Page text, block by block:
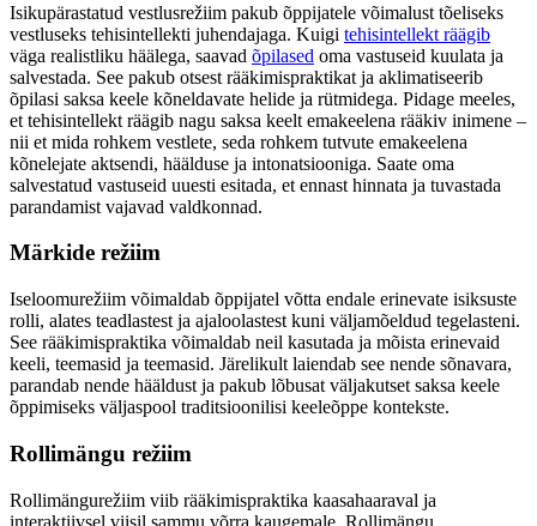
Isikupärastatud vestlusrežiim pakub õppijatele võimalust tõeliseks
vestluseks tehisintellekti juhendajaga. Kuigi tehisintellekt räägib
väga realistliku häälega, saavad õpilased oma vastuseid kuulata ja
salvestada. See pakub otsest rääkimispraktikat ja aklimatiseerib
õpilasi saksa keele kõneldavate helide ja rütmidega. Pidage meeles,
et tehisintellekt räägib nagu saksa keelt emakeelena rääkiv inimene –
nii et mida rohkem vestlete, seda rohkem tutvute emakeelena
kõnelejate aktsendi, häälduse ja intonatsiooniga. Saate oma
salvestatud vastuseid uuesti esitada, et ennast hinnata ja tuvastada
parandamist vajavad valdkonnad.
Märkide režiim
Iseloomurežiim võimaldab õppijatel võtta endale erinevate isiksuste
rolli, alates teadlastest ja ajaloolastest kuni väljamõeldud tegelasteni.
See rääkimispraktika võimaldab neil kasutada ja mõista erinevaid
keeli, teemasid ja teemasid. Järelikult laiendab see nende sõnavara,
parandab nende hääldust ja pakub lõbusat väljakutset saksa keele
õppimiseks väljaspool traditsioonilisi keeleõppe kontekste.
Rollimängu režiim
Rollimängurežiim viib rääkimispraktika kaasahaaraval ja
interaktiivsel viisil sammu võrra kaugemale. Rollimängu